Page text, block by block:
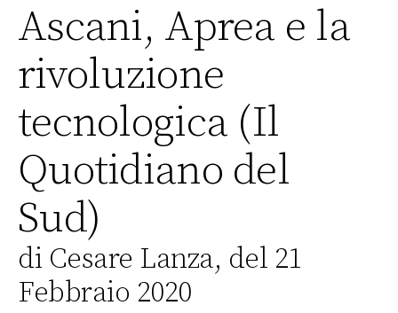
Ascani, Aprea e la
rivoluzione
tecnologica (Il
Quotidiano del
Sud)
di Cesare Lanza, del 21
Febbraio 2020